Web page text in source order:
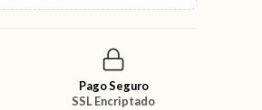
Pago Seguro
SSL Encriptado